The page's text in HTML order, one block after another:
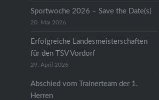
Sportwoche 2026 – Save the Date(s)
20. Mai 2026
Erfolgreiche Landesmeisterschaften
für den TSV Vordorf
29. April 2026
Abschied vom Trainerteam der 1.
Herren